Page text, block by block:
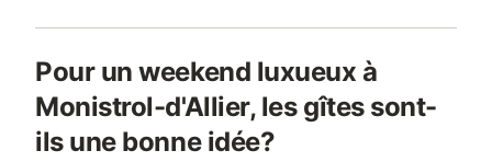
Pour un weekend luxueux à
Monistrol-d'Allier, les gîtes sont-
ils une bonne idée?